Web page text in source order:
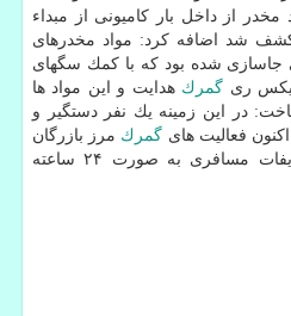
مخدر از داخل بار كامیونی از مبداء
شد اضافه كرد: مواد مخدرهای
شده بود كه با كمك سگهای
ری گمرك هدایت و این مواد ها
در این زمینه یك نفر دستگیر و
فعالیت های گمرك مرز بازرگان
برای خروج كالا و انجام تشریفات مسافری به صورت ۲۴ ساعته